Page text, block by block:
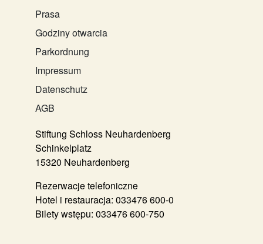
Prasa
Godziny otwarcia
Parkordnung
Impressum
Datenschutz
AGB
Stiftung Schloss Neuhardenberg
Schinkelplatz
15320 Neuhardenberg
Rezerwacje telefoniczne
Hotel i restauracja: 033476 600-0
Bilety wstępu: 033476 600-750